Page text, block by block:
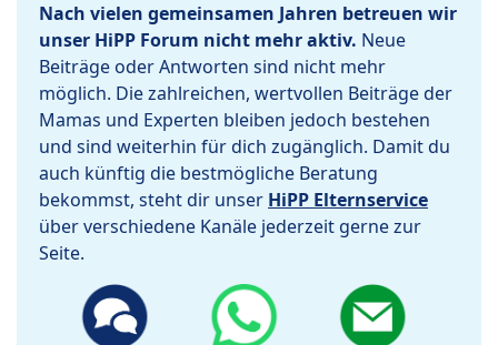
Nach vielen gemeinsamen Jahren betreuen wir
unser HiPP Forum nicht mehr aktiv. Neue
Beiträge oder Antworten sind nicht mehr
möglich. Die zahlreichen, wertvollen Beiträge der
Mamas und Experten bleiben jedoch bestehen
und sind weiterhin für dich zugänglich. Damit du
auch künftig die bestmögliche Beratung
bekommst, steht dir unser HiPP Elternservice
über verschiedene Kanäle jederzeit gerne zur
Seite.